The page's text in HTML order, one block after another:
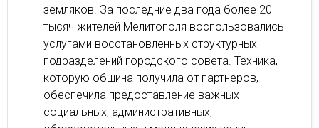
земляков. За последние два года более 20
тысяч жителей Мелитополя воспользовались
услугами восстановленных структурных
подразделений городского совета. Техника,
которую община получила от партнеров,
обеспечила предоставление важных
социальных, административных,